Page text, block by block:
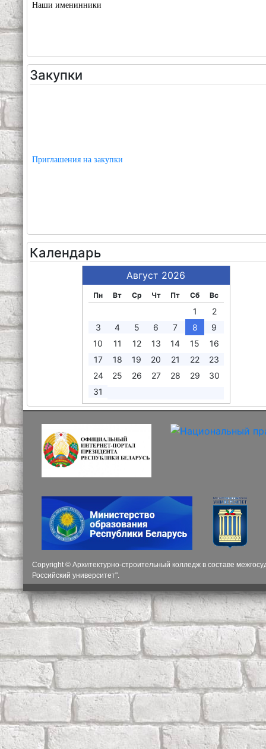
Наши именинники
Закупки
Приглашения на закупки
Календарь
Август 2026
Пн Вт Ср Чт Пт Сб Вс
1
2
3
4 5 6 7 8
9
10
11 12 13 14 15
16
17
18 19 20 21 22
23
24
25 26 27 28 29
30
31
Copyright © Архитектурно-строительный колледж в составе
Российский университет".